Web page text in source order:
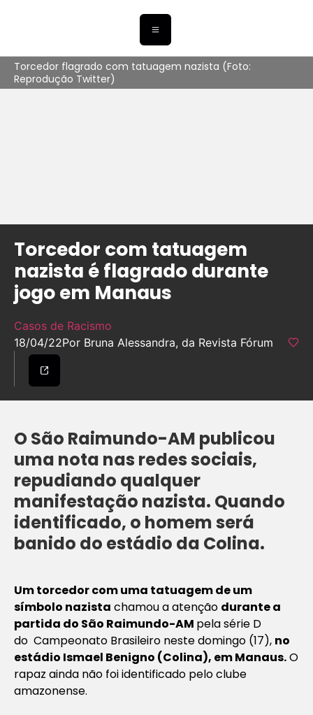
Torcedor flagrado com tatuagem nazista (Foto:
Reprodução Twitter)
Torcedor com tatuagem
nazista é flagrado durante
jogo em Manaus
Casos de Racismo
18/04/22Por Bruna Alessandra, da Revista Fórum
O São Raimundo-AM publicou
uma nota nas redes sociais,
repudiando qualquer
manifestação nazista. Quando
identificado, o homem será
banido do estádio da Colina.
Um torcedor com uma tatuagem de um
símbolo nazista chamou a atenção durante a
partida do São Raimundo-AM pela série D
do Campeonato Brasileiro neste domingo (17), no
estádio Ismael Benigno (Colina), em Manaus.O
rapaz ainda não foi identificado pelo clube
amazonense.